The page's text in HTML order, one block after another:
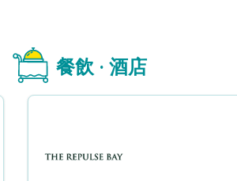
餐飲 · 酒店